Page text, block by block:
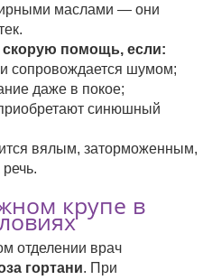
маслами — они
помощь, если:
и сопровождается шумом;
даже в покое;
синюшный
вялым, заторможенным,
крупе в
отделении врач
гортани. При